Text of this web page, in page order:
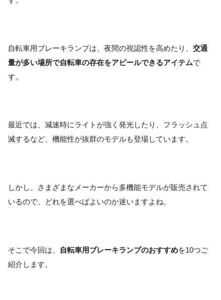
自転車用ブレーキランプは、夜間の視認性を高めたり、 交通
量が多い場所で自転車の存在をアピールできるアイテムで
す。
最近では、減速時にライトが強く発光したり、フラッシュ点
滅するなど、機能性が抜群のモデルも登場しています。
しかし、さまざまなメーカーから多機能モデルが販売されて
いるので、どれを選べばよいのか迷いますよね。
そこで今回は、 自転車用ブレーキランプのおすすめを10つご
紹介します。